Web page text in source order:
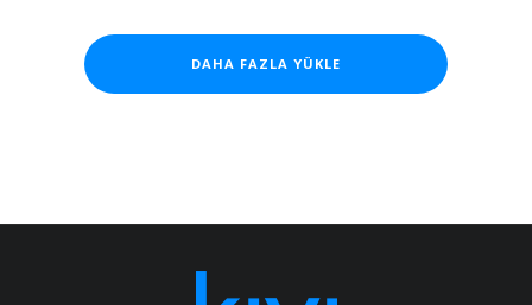
DAHA FAZLA YÜKLE